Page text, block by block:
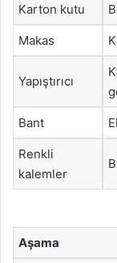
Karton kutu
Makas
Yapıştırıcı
Bant
Renkli
kalemler
Aşama